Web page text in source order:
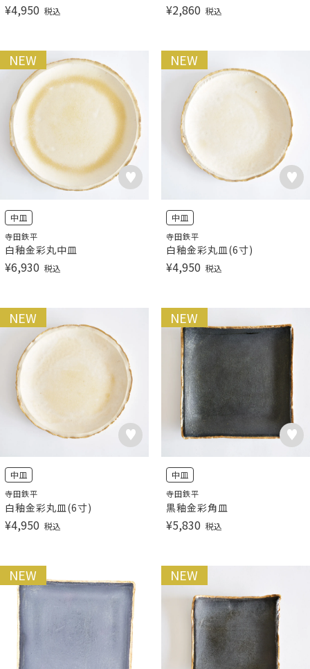
¥4,950 税込 ¥2,860 税込
NEW
中皿
寺田鉄平
白釉金彩丸中皿
¥6,930 税込
NEW
中皿
寺田鉄平
白釉金彩丸皿(6寸)
¥4,950 税込
NEW
中皿
寺田鉄平
白釉金彩丸皿(6寸)
¥4,950 税込
NEW
中皿
寺田鉄平
黒釉金彩角皿
¥5,830 税込
NEW NEW